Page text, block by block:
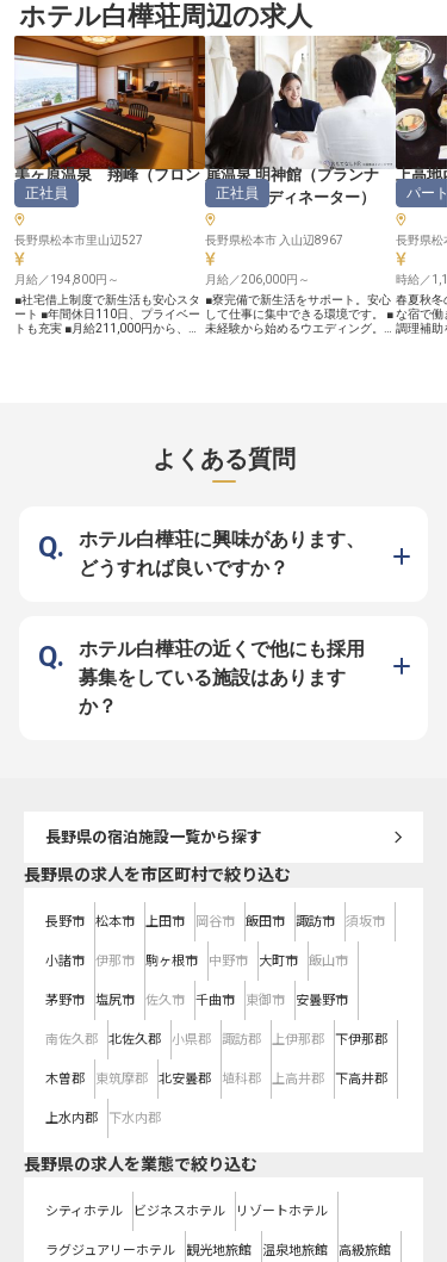
てていただきます。2年以上の調理
経験を土台に、これからポジション
アップを目指したい方が、着実に手
を動かしながら伸びていける環境で
す。 【衛生管理への意識が、チー
ムの信頼になります】 高い衛生意
識を持ち、チームでコミュニケーシ
ョンをとりながら動ける方をお待ち
しています。ホテルの運営だけでな
く、軽井沢の地域活性化や文化・ア
ートに関心をお持ちの方も歓迎いた
します。 【働く環境のポイント】
・月給220,000円以上（想定年収
3,000,000円～） ・年間休日120
日、週休2日制（月9～11日休み）
・誕生日休暇（1日）、私傷病休暇
（9日） ・寮完備、引越費用補助、
自動車通勤可（通勤手当は別途支
給） ・制服貸与、IHG宿泊優待制
度（国内・海外）、社員食堂
※2026年8月7日時点の情報です
理スタッフを募集しています。 バ
イキング形式の調理業務を中心に、
食材の仕入れや在庫管理まで、幅広
い業務に携わることができます。
お客様の「美味しい」という笑顔
が、何よりのやりがいとなるお仕事
です。 経験豊富な方は即戦力とし
て、これまでのスキルを存分に発揮
してください。 私たちと一緒にお
客様の旅の思い出を彩りませんか。
ーー【安心の環境で、あなたのキャ
リアを育む】 当社では、社員一人
ひとりが安心して長く働ける環境を
大切にしています。 月給280,000円
からの安定した給与に加え、月
5,000円からの個室寮を完備してお
り、入社後3ヶ月間は寮費が無料で
す。 新しい土地での生活もスムー
ズにスタートできます。 昇給制度
や各種手当も充実しており、あなた
の頑張りを正当に評価。 経験豊富
な先輩社員が丁寧にサポートします
ので、さらなるスキルアップを目指
せる環境です。 ※2026年03月06日
た多彩な
す。お客
私たちの
技術や経
メニュー
ます。
体験を通
現できる環境で
ワーク
境】 経
長できる
朝食・
から食材
務に携わ
能です
ので、プ
現。食事
厚生も充
で、長野
と仕事
調理師と
で花開か
ホテル白樺荘周辺の求人
美ヶ原温泉 翔峰（フロン
ト）
正社員
長野県松本市里山辺527
月給／194,800円～
■社宅借上制度で新生活も安心スタ
ート ■年間休日110日、プライベー
トも充実 ■月給211,000円から、安
適な滞在をサポートします。 フロ
ント業務だけでなく、レストランや
笑顔のために、あなたの経験とホス
ピタリティを存分に発揮してくださ
実のサポート体制】 経験者の方を
とプライベートも大切にしながら、
月給211,000円からの安定した収入
を得られます。 昇給・賞与はもち
ろん、時間外手当全額支給や家族手
当など、充実した福利厚生であなた
の生活を支えます。 幅広い業務を
扉温泉 明神館 （プランナ
ー・コーディネーター）
正社員
長野県松本市 入山辺8967
月給／206,000円～
■寮完備で新生活をサポート。安心
して仕事に集中できる環境です。 ■
未経験から始めるウエディング。充
に創り上げていくお仕事です。お二
人の想いを深く汲み取り、細やかな
気配りと温かいおもてなしの心で、
お客様に寄り添い、最高の笑顔を引
き出すお手伝いをしませんか。あな
たのホスピタリティが、忘れられな
い思い出を紡ぎます。 ーー【安心
ッフが丁寧に指導し、一歩ずつプロ
のウエディングプランナーへと成長
できる環境です。寮も完備してお
り、遠方からのご応募も歓迎。社会
上高地
助・洗
パー
長野県松
時給／
春夏秋冬
な宿で働
調理補助
よくある質問
ホテル白樺荘に興味があります、
どうすれば良いですか？
ホテル白樺荘の近くで他にも採用
募集をしている施設はあります
か？
長野県の宿泊施設一覧から探す
長野県の求人を市区町村で絞り込む
長野市 松本市 上田市 岡谷市 飯田市 諏訪市 須坂市
小諸市 伊那市 駒ヶ根市 中野市 大町市 飯山市
茅野市 塩尻市 佐久市 千曲市 東御市 安曇野市
南佐久郡 北佐久郡 小県郡 諏訪郡 上伊那郡 下伊那郡
木曽郡 東筑摩郡 北安曇郡 埴科郡 上高井郡 下高井郡
上水内郡 下水内郡
長野県の求人を業態で絞り込む
シティホテル ビジネスホテル リゾートホテル
ラグジュアリーホテル 観光地旅館 温泉地旅館 高級旅館